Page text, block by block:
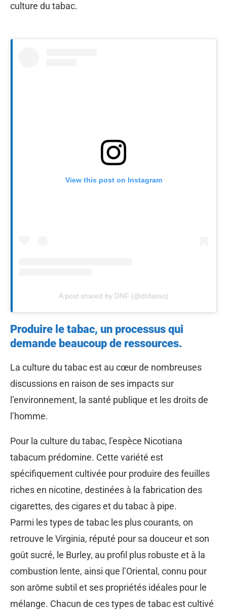
culture du tabac.
View this post on Instagram
A post shared by DNF (@dnfasso)
Produire le tabac, un processus qui
demande beaucoup de ressources.
La culture du tabac est au cœur de nombreuses
discussions en raison de ses impacts sur
l’environnement, la santé publique et les droits de
l’homme.
Pour la culture du tabac, l’espèce Nicotiana
tabacum prédomine. Cette variété est
spécifiquement cultivée pour produire des feuilles
riches en nicotine, destinées à la fabrication des
cigarettes, des cigares et du tabac à pipe.
Parmi les types de tabac les plus courants, on
retrouve le Virginia, réputé pour sa douceur et son
goût sucré, le Burley, au profil plus robuste et à la
combustion lente, ainsi que l’Oriental, connu pour
son arôme subtil et ses propriétés idéales pour le
mélange. Chacun de ces types de tabac est cultivé